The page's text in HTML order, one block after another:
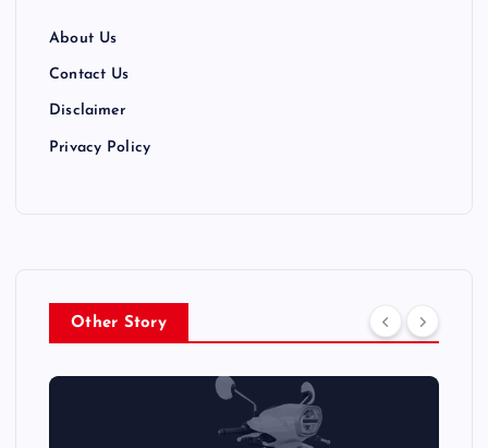
About Us
Contact Us
Disclaimer
Privacy Policy
Other Story